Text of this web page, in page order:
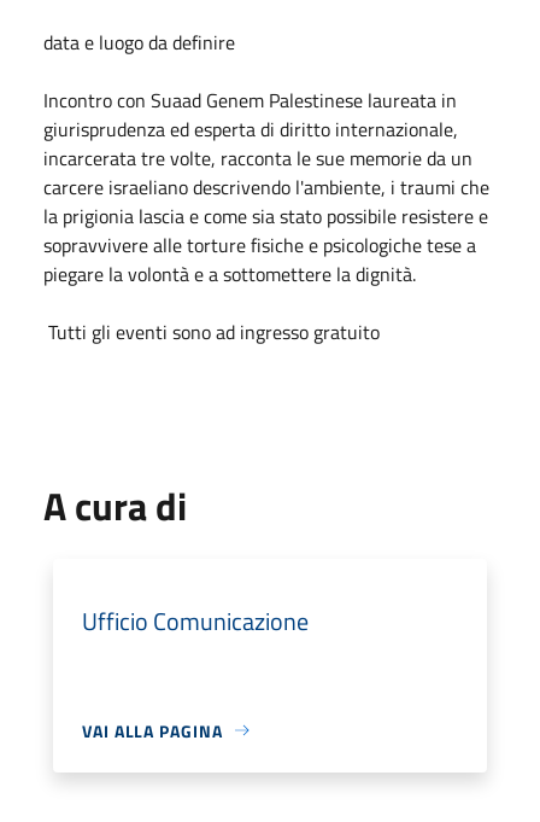
data e luogo da definire
Incontro con Suaad Genem Palestinese laureata in
giurisprudenza ed esperta di diritto internazionale,
incarcerata tre volte, racconta le sue memorie da un
carcere israeliano descrivendo l'ambiente, i traumi che
la prigionia lascia e come sia stato possibile resistere e
sopravvivere alle torture fisiche e psicologiche tese a
piegare la volontà e a sottomettere la dignità.
Tutti gli eventi sono ad ingresso gratuito
A cura di
Ufficio Comunicazione
VAI ALLA PAGINA